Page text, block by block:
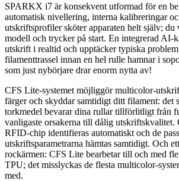
SPARKX i7 är konsekvent utformad för en
automatisk nivellering, interna kalibreringar
utskriftsprofiler sköter apparaten helt själv; du
modell och trycker på start. En integrerad AI-
utskrift i realtid och upptäcker typiska
filamenttrassel innan en hel rulle hamnar i
som just nybörjare drar enorm nytta av!
CFS Lite-systemet möjliggör multicolor-
färger och skyddar samtidigt ditt filament: det
torkmedel bevarar dina rullar tillförlitligt från
vanligaste orsakerna till dålig utskriftskvalitet.
RFID-chip identifieras automatiskt och de
utskriftsparametrarna hämtas samtidigt. Och
rockärmen: CFS Lite bearbetar till och med
TPU; det misslyckas de flesta multicolor-
med.